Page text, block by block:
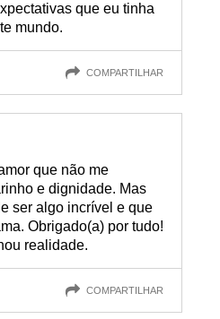
que eu tinha
mundo.
COMPARTILHAR
que não me
e dignidade. Mas
ser algo incrível e que
Obrigado(a) por tudo!
realidade.
COMPARTILHAR